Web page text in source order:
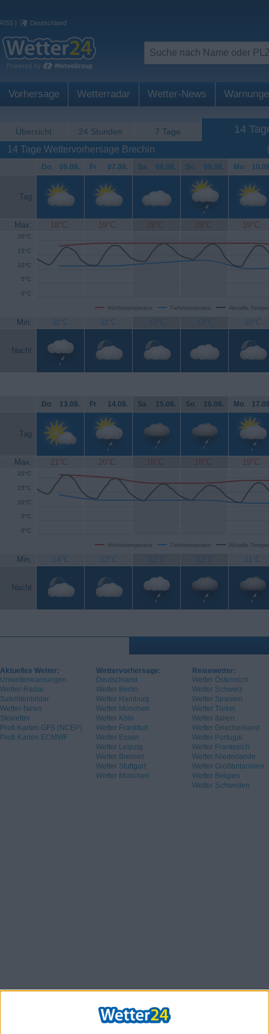
RSS | Deutschland
Vorhersage Wetterradar Wetter-News
Übersicht 24 Stunden 7 Tage 14
14 Tage Wettervorhersage Brechin
Do. 06.08. Fr. 07.08. Sa. 08.08. So. 09.08. Mo.
Tag
Max. 18°C 19°C 19°C 19°C 19°C
Höchsttemperatur Tiefsttemperatur Aktuelle
0°C
5°C
10°C
15°C
20°C
Min. 11°C 11°C 12°C 13°C 10°C
Nacht
Do. 13.08. Fr. 14.08. Sa. 15.08. So. 16.08. Mo.
Tag
Max. 21°C 20°C 18°C 18°C 19°C
Höchsttemperatur Tiefsttemperatur Aktuelle
0°C
5°C
10°C
15°C
20°C
Min. 14°C 12°C 12°C 12°C 11°C
Nacht
Aktuelles Wetter:
Unwetterwarnungen
Wetter-Radar
Satellitenbilder
Wetter-News
Skiwetter
Profi-Karten GFS (NCEP)
Profi-Karten ECMWF
Wettervorhersage:
Deutschland
Wetter Berlin
Wetter Hamburg
Wetter München
Wetter Köln
Wetter Frankfurt
Wetter Essen
Wetter Leipzig
Wetter Bremen
Wetter Stuttgart
Wetter München
Reisewetter:
Wetter Österreich
Wetter Schweiz
Wetter Spanien
Wetter Türkei
Wetter Italien
Wetter Griechenland
Wetter Portugal
Wetter Frankreich
Wetter Niederlande
Wetter Großbritannien
Wetter Belgien
Wetter Schweden